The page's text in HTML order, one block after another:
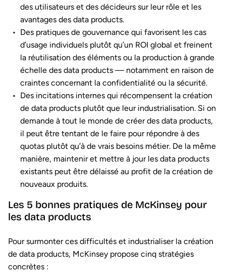
des utilisateurs et des décideurs sur leur rôle et les
avantages des data products.
Des pratiques de gouvernance qui favorisent les cas
d’usage individuels plutôt qu’un ROI global et freinent
la réutilisation des éléments ou la production à grande
échelle des data products — notamment en raison de
craintes concernant la confidentialité ou la sécurité.
Des incitations internes qui récompensent la création
de data products plutôt que leur industrialisation. Si on
demande à tout le monde de créer des data products,
il peut être tentant de le faire pour répondre à des
quotas plutôt qu’à de vrais besoins métier. De la même
manière, maintenir et mettre à jour les data products
existants peut être délaissé au profit de la création de
nouveaux produits.
Les 5 bonnes pratiques de McKinsey pour
les data products
Pour surmonter ces difficultés et industrialiser la création
de data products, McKinsey propose cinq stratégies
concrètes :